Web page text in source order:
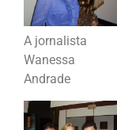
A jornalista
Wanessa
Andrade